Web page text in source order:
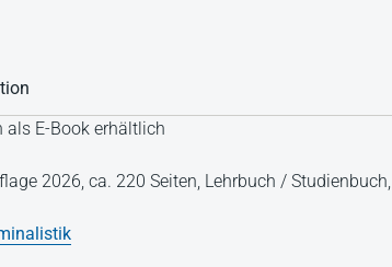
als E-Book erhältlich
2026, ca. 220 Seiten, Lehrbuch / Studienbuch,